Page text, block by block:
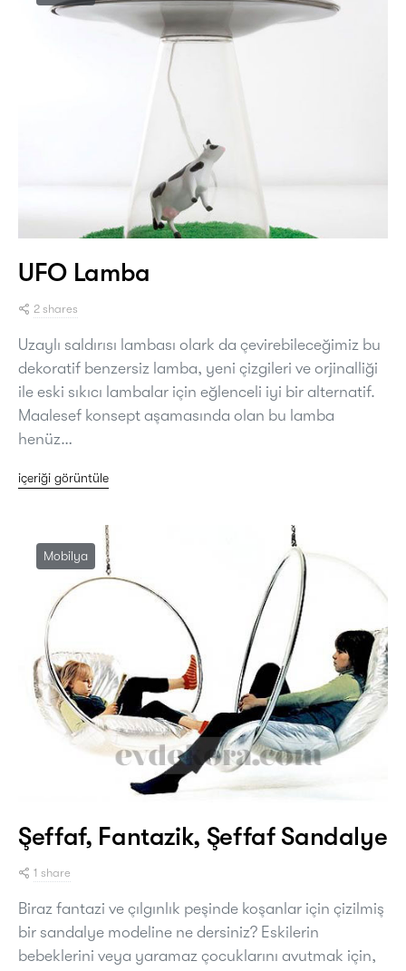
UFO Lamba
2 shares
Uzaylı saldırısı lambası olark da çevirebileceğimiz bu
dekoratif benzersiz lamba, yeni çizgileri ve orjinalliği
ile eski sıkıcı lambalar için eğlenceli iyi bir alternatif.
Maalesef konsept aşamasında olan bu lamba
henüz…
içeriği görüntüle
Mobilya
Şeffaf, Fantazik, Şeffaf Sandalye
1 share
Biraz fantazi ve çılgınlık peşinde koşanlar için çizilmiş
bir sandalye modeline ne dersiniz? Eskilerin
bebeklerini veya yaramaz çocuklarını avutmak için,